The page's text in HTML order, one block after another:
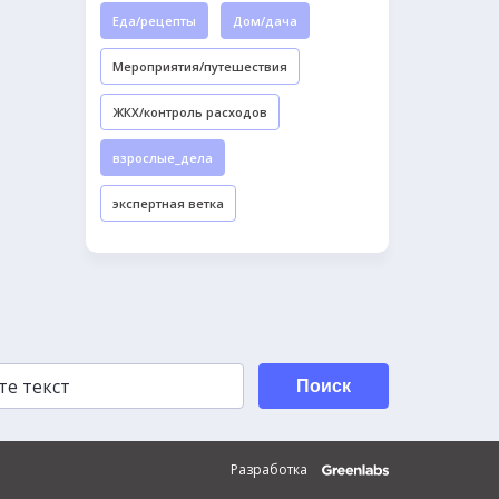
Еда/рецепты Дом/дача
Мероприятия/путешествия
ЖКХ/контроль расходов
взрослые_дела
экспертная ветка
Поиск
Разработка